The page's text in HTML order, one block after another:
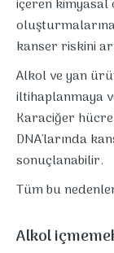
içeren
kanser riskini
Alkol ve yan
iltihaplanmaya
Karaciğer
DNA'larında
sonuçlanabilir.
Tüm bu
Alkol